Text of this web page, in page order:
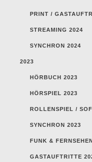
PRINT /
STREAMING 2024
SYNCHRON 2024
2023
HÖRBUCH 2023
HÖRSPIEL 2023
ROLLENSPIEL /
SYNCHRON 2023
FUNK &
GASTAUFTRITTE